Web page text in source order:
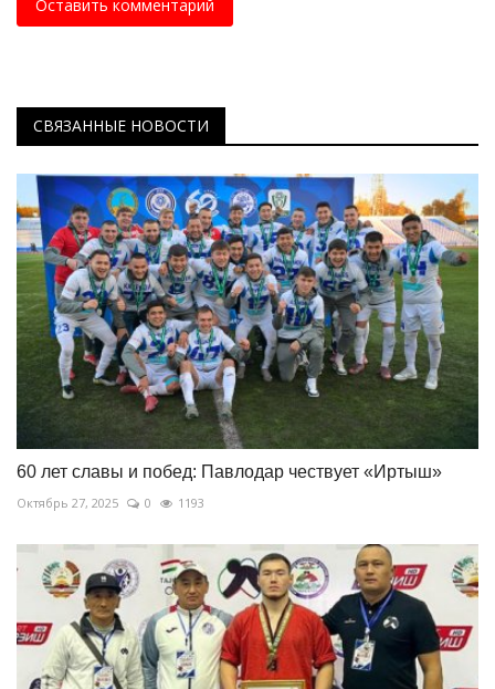
Оставить комментарий
СВЯЗАННЫЕ НОВОСТИ
60 лет славы и побед: Павлодар чествует «Иртыш»
Октябрь 27, 2025 0 1193